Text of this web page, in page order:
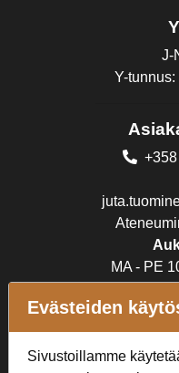
J-
Y-
MA - PE
Tilaus-
Evästeiden
Sivustoillamme